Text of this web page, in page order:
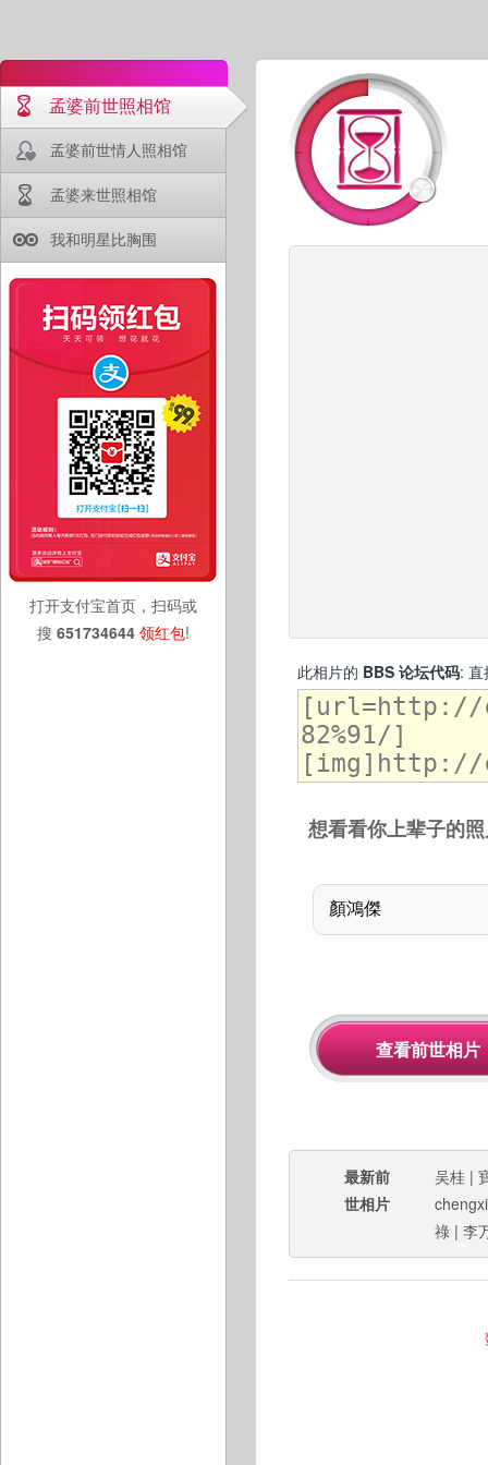
孟婆前世照相馆
孟婆前世情人照相馆
孟婆来世照相馆
我和明星比胸围
打开支付宝首页，扫码或
搜 651734644 领红包!
此相片的 BBS 论坛代码: 直
想看看你上辈子的
最新前
世相片
吴桂 |
祿 | 李